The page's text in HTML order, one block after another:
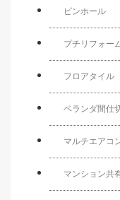
ピンホール
プチリフォー
フロアタイル
ベランダ間仕
マルチエアコ
マンション共